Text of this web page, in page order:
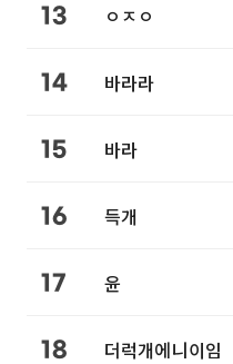
13 ㅇㅈㅇ
14 바라라
15 바라
16 득개
17 윤
18 더럭개에니이임